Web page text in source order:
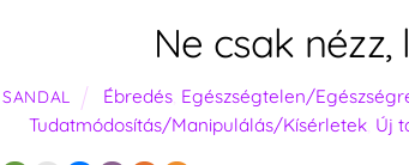
Ne csak nézz,
SANDAL Ébredés, Egészségtelen/
Tudatmódosítás/Manipulálás/Kísérletek Új